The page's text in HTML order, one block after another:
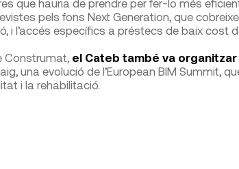
que hauria de prendre per fer-lo més
pels fons Next Generation, que
i l’accés específics a préstecs de baix cost
Construmat, el Cateb també va organitzar
una evolució de l’European BIM Summit,
i la rehabilitació.